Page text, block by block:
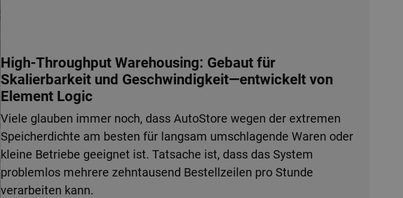
High-Throughput Warehousing: Gebaut für
Skalierbarkeit und Geschwindigkeit—entwickelt von
Element Logic
Viele glauben immer noch, dass AutoStore wegen der extremen
Speicherdichte am besten für langsam umschlagende Waren oder
kleine Betriebe geeignet ist. Tatsache ist, dass das System
problemlos mehrere zehntausend Bestellzeilen pro Stunde
verarbeiten kann.